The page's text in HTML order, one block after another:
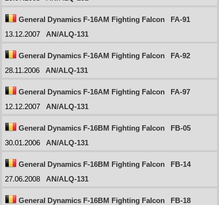
General Dynamics F-16AM Fighting Falcon
FA-91
13.12.2007
AN/ALQ-131
General Dynamics F-16AM Fighting Falcon
FA-92
28.11.2006
AN/ALQ-131
General Dynamics F-16AM Fighting Falcon
FA-97
12.12.2007
AN/ALQ-131
General Dynamics F-16BM Fighting Falcon
FB-05
30.01.2006
AN/ALQ-131
General Dynamics F-16BM Fighting Falcon
FB-14
27.06.2008
AN/ALQ-131
General Dynamics F-16BM Fighting Falcon
FB-18